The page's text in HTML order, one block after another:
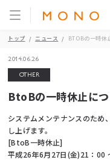
トップ ニュース BTOBの一時休
2014.06.26
OTHER
BtoBの一時休止につ
システムメンテナンスのた
し上げます。
[BtoB一時休止]
平成26年6月27日(金)21：